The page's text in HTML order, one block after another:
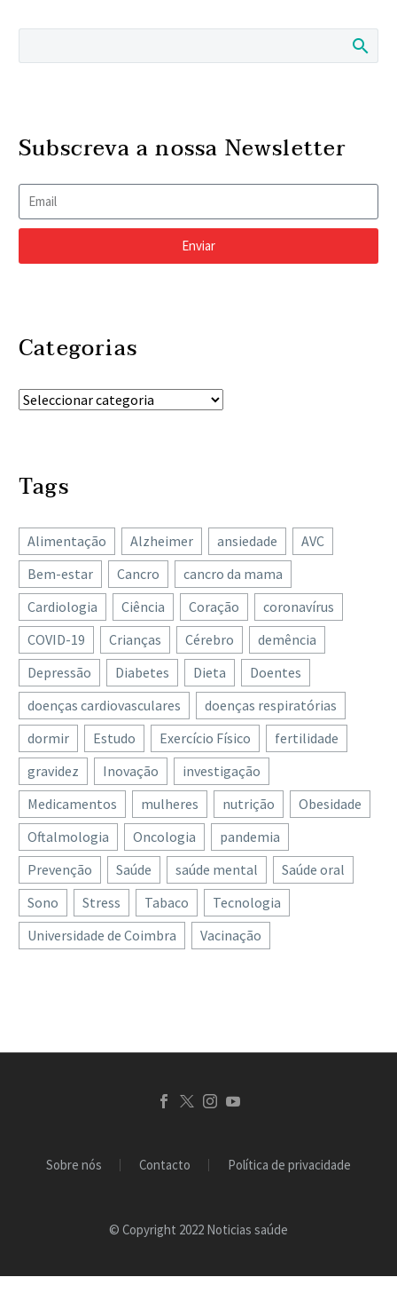
Subscreva a nossa Newsletter
Enviar
Categorias
Tags
Alimentação Alzheimer ansiedade
AVC
Bem-estar
Cancro
cancro da mama
Cardiologia
Ciência Coração
coronavírus
COVID-19
Crianças Cérebro
demência
Depressão
Diabetes Dieta
Doentes
doenças cardiovasculares
doenças respiratórias
dormir
Estudo Exercício Físico
fertilidade
gravidez
Inovação
investigação
Medicamentos
mulheres nutrição
Obesidade
Oftalmologia
Oncologia
pandemia
Prevenção
Saúde saúde mental
Saúde oral
Sono
Stress Tabaco
Tecnologia
Universidade de Coimbra
Vacinação
Sobre nós Contacto Política de privacidade
© Copyright 2022 Noticias saúde